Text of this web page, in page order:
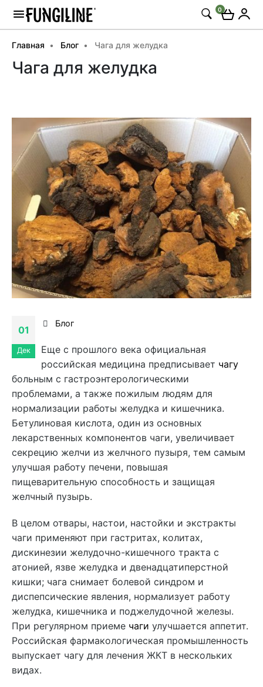
0
Главная Блог Чага для желудка
Чага для желудка
01
Дек
Блог
Еще с прошлого века официальная
российская медицина предписывает чагу
больным с гастроэнтерологическими
проблемами, а также пожилым людям для
нормализации работы желудка и кишечника.
Бетулиновая кислота, один из основных
лекарственных компонентов чаги, увеличивает
секрецию желчи из желчного пузыря, тем самым
улучшая работу печени, повышая
пищеварительную способность и защищая
желчный пузырь.
В целом отвары, настои, настойки и экстракты
чаги применяют при гастритах, колитах,
дискинезии желудочно-кишечного тракта с
атонией, язве желудка и двенадцатиперстной
кишки; чага снимает болевой синдром и
диспепсические явления, нормализует работу
желудка, кишечника и поджелудочной железы.
При регулярном приеме чаги улучшается аппетит.
Российская фармакологическая промышленность
выпускает чагу для лечения ЖКТ в нескольких
видах.